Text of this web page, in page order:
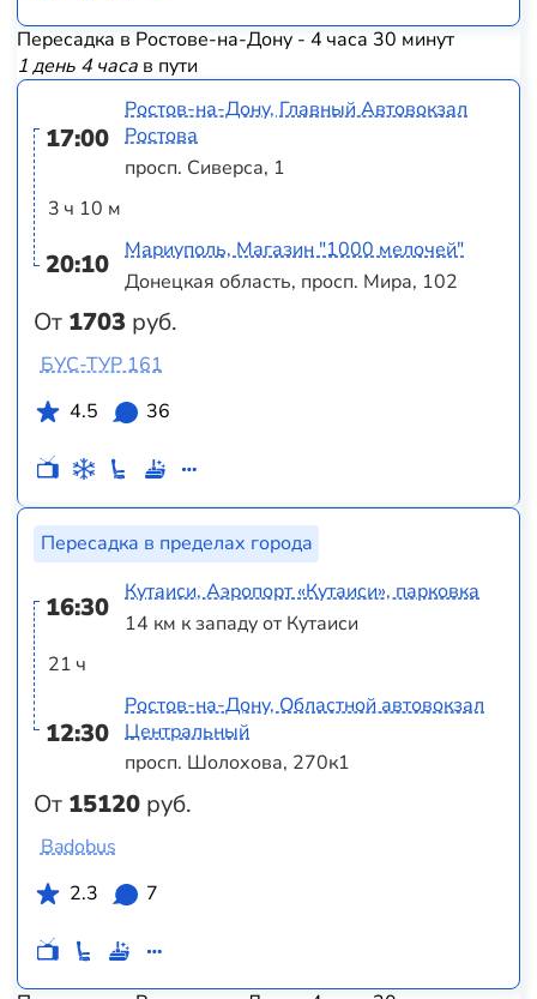
Пересадка в Ростове-на-Дону - 4 часа 30 минут
1 день 4 часав пути
17:00
3 ч 10 м
20:10
От 1703 руб.
Ростов-на-Дону, Главный Автовокзал
Ростова
просп. Сиверса, 1
Мариуполь, Магазин "1000 мелочей"
Донецкая область, просп. Мира, 102
БУС-ТУР 161
4.5
36
Пересадка в пределах города
16:30
21 ч
12:30
От 15120 руб.
Кутаиси, Аэропорт «Кутаиси», парковка
14 км к западу от Кутаиси
Ростов-на-Дону, Областной автовокзал
Центральный
просп. Шолохова, 270к1
Badobus
2.3
7